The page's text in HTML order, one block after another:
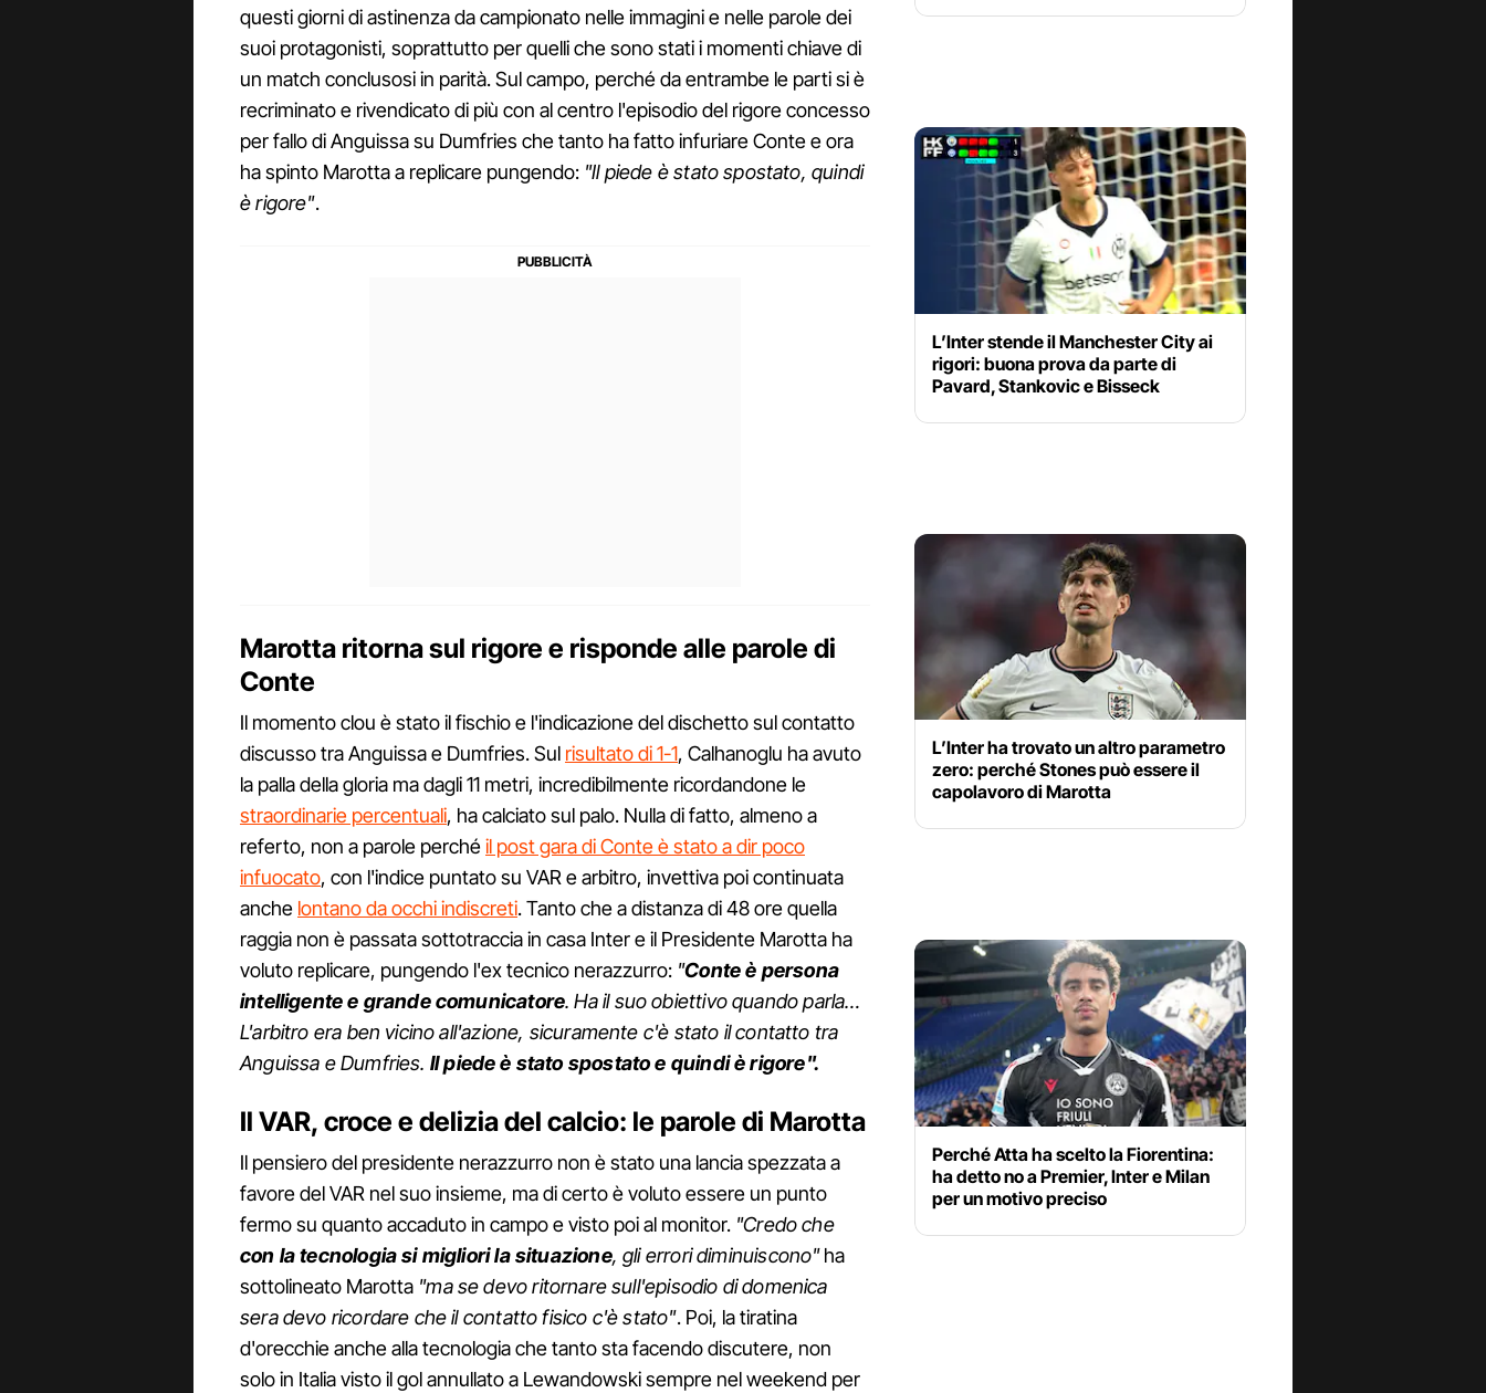
questi giorni di astinenza da campionato nelle immagini e nelle parole dei
suoi protagonisti, soprattutto per quelli che sono stati i momenti chiave di
un match conclusosi in parità. Sul campo, perché da entrambe le parti si è
recriminato e rivendicato di più con al centro l'episodio del rigore concesso
per fallo di Anguissa su Dumfries che tanto ha fatto infuriare Conte e ora
ha spinto Marotta a replicare pungendo: "Il piede è stato spostato, quindi
è rigore".
Marotta ritorna sul rigore e risponde alle parole di
Conte
Il momento clou è stato il fischio e l'indicazione del dischetto sul contatto
discusso tra Anguissa e Dumfries. Sul risultato di 1-1, Calhanoglu ha avuto
la palla della gloria ma dagli 11 metri, incredibilmente ricordandone le
straordinarie percentuali, ha calciato sul palo. Nulla di fatto, almeno a
referto, non a parole perchéil post gara di Conte è stato a dir poco
infuocato, con l'indice puntato su VAR e arbitro, invettiva poi continuata
anche lontano da occhi indiscreti. Tanto che a distanza di 48 ore quella
raggia non è passata sottotraccia in casa Inter e il Presidente Marotta ha
voluto replicare, pungendo l'ex tecnico nerazzurro: "Conte è persona
intelligente e grande comunicatore. Ha il suo obiettivo quando parla…
L'arbitro era ben vicino all'azione, sicuramente c'è stato il contatto tra
Anguissa e Dumfries. Il piede è stato spostato e quindi è rigore".
Il VAR, croce e delizia del calcio: le parole di Marotta
Il pensiero del presidente nerazzurro non è stato una lancia spezzata a
favore del VAR nel suo insieme, ma di certo è voluto essere un punto
fermo su quanto accaduto in campo e visto poi al monitor. "Credo che
con la tecnologia si migliori la situazione, gli errori diminuiscono"ha
sottolineato Marotta "ma se devo ritornare sull'episodio di domenica
sera devo ricordare che il contatto fisico c'è stato". Poi, la tiratina
d'orecchie anche alla tecnologia che tanto sta facendo discutere, non
solo in Italia visto il gol annullato a Lewandowski sempre nel weekend per
L’Inter stende il Manchester City ai
rigori: buona prova da parte di
Pavard, Stankovic e Bisseck
L’Inter ha trovato un altro parametro
zero: perché Stones può essere il
capolavoro di Marotta
Perché Atta ha scelto la Fiorentina:
ha detto no a Premier, Inter e Milan
per un motivo preciso